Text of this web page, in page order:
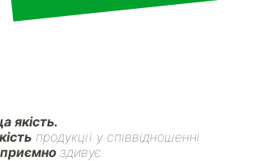
якість.
продукції у співвідношенні
приємно здивує.